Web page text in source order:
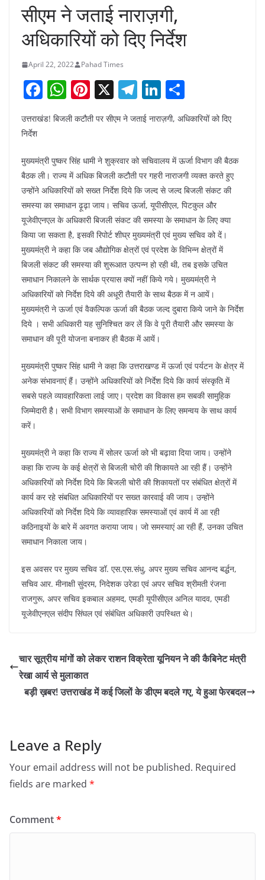
सीएम ने जताई नाराज़गी,
अधिकारियों को दिए निर्देश
April 22, 2022 Pahad Times
F
a
c
b
o
o
k
W
h
at
A
p
p
Pi
nt
er
st
X T
el
e
a
m
Li
n
k
dI
n
h
ar
उत्तराखंड! बिजली कटौती पर सीएम ने जताई नाराज़गी, अधिकारियों को दिए
निर्देश
मुख्यमंत्री पुष्कर सिंह धामी ने शुक्रवार को सचिवालय में ऊर्जा विभाग की बैठक
बैठक ली। राज्य में अधिक बिजली कटौती पर गहरी नाराजगी व्यक्त करते हुए
उन्होंने अधिकारियों को सख्त निर्देश दिये कि जल्द से जल्द बिजली संकट की
समस्या का समाधान ढ़ूढ़ा जाय। सचिव ऊर्जा, यूपीसीएल, पिटकुल और
यूजेवीएनएल के अधिकारी बिजली संकट की समस्या के समाधान के लिए क्या
किया जा सकता है, इसकी रिपोर्ट शीघ्र मुख्यमंत्री एवं मुख्य सचिव को दें।
मुख्यमंत्री ने कहा कि जब औद्योगिक क्षेत्रों एवं प्रदेश के विभिन्न क्षेत्रों में
बिजली संकट की समस्या की शुरूआत उत्पन्न हो रही थी, तब इसके उचित
समाधान निकालने के सार्थक प्रयास क्यों नहीं किये गये। मुख्यमंत्री ने
अधिकारियों को निर्देश दिये की अधूरी तैयारी के साथ बैठक में न आयें।
मुख्यमंत्री ने ऊर्जा एवं वैकल्पिक ऊर्जा की बैठक जल्द दुबारा किये जाने के निर्देश
दिये । सभी अधिकारी यह सुनिश्चित कर लें कि वे पूरी तैयारी और समस्या के
समाधान की पूरी योजना बनाकर ही बैठक में आयें।
मुख्यमंत्री पुष्कर सिंह धामी ने कहा कि उत्तराखण्ड में ऊर्जा एवं पर्यटन के क्षेत्र में
अनेक संभावनाएं हैं। उन्होंने अधिकारियों को निर्देश दिये कि कार्य संस्कृति में
सबसे पहले व्यावहारिकता लाई जाए। प्रदेश का विकास हम सबकी सामुहिक
जिम्मेदारी है। सभी विभाग समस्याओं के समाधान के लिए समन्वय के साथ कार्य
करें।
मुख्यमंत्री ने कहा कि राज्य में सोलर ऊर्जा को भी बढ़ावा दिया जाय। उन्होंने
कहा कि राज्य के कई क्षेत्रों से बिजली चोरी की शिकायते आ रही हैं। उन्होंने
अधिकारियों को निर्देश दिये कि बिजली चोरी की शिकायतों पर संबंधित क्षेत्रों में
कार्य कर रहे संबधित अधिकारियों पर सख्त कारवाई की जाय। उन्होंने
अधिकारियों को निर्देश दिये कि व्यावहारिक समस्याओं एवं कार्य में आ रही
कठिनाइयों के बारे में अवगत कराया जाय। जो समस्याएं आ रही हैं, उनका उचित
समाधान निकाला जाय।
इस अवसर पर मुख्य सचिव डॉ. एस.एस.संधु, अपर मुख्य सचिव आनन्द बर्द्धन,
सचिव आर. मीनाक्षी सुंदरम, निदेशक उरेडा एवं अपर सचिव श्रीमती रंजना
राजगुरू, अपर सचिव इकबाल अहमद, एमडी यूपीसीएल अनिल यादव, एमडी
यूजेवीएनएल संदीप सिंघल एवं संबंधित अधिकारी उपस्थित थे।
चार सूत्रीय मांगों को लेकर राशन विक्रेता यूनियन ने की कैबिनेट मंत्री
रेखा आर्य से मुलाकात
बड़ी ख़बर! उत्तराखंड में कई जिलों के डीएम बदले गए, ये हुआ फेरबदल
Leave a Reply
Your email address will not be published. Required
fields are marked *
Comment*